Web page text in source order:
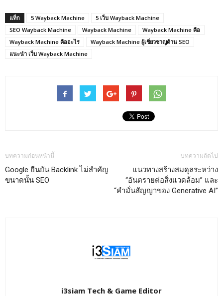
แท็ก 5 Wayback Machine
5 เว็บ Wayback Machine
SEO Wayback Machine
Wayback Machine
Wayback Machine คือ
Wayback Machine คืออะไร
Wayback Machine ผู้เชี่ยวชาญด้าน SEO
แนะนำ เว็บ Wayback Machine
บทความก่อนหน้านี้
Google ยืนยัน Backlink ไม่สำคัญ
ขนาดนั้น SEO
บทความถัดไป
แนวทางสร้างสมดุลระหว่าง
“อันตรายต่อสิ่งแวดล้อม” และ
“คำมั่นสัญญาของ Generative AI”
i3siam Tech & Game Editor